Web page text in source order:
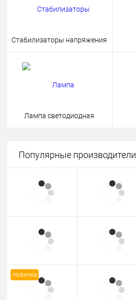
Стабилизаторы напряжения
Лампа светодиодная
Популярные производители
Новинка